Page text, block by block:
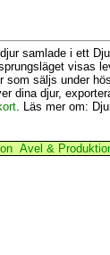
samlade i ett
visas
som säljs under
dina djur,
. Läs mer om:
Avel &